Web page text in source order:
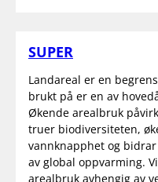
SUPER
Landareal er en
brukt på er en av
Økende arealbruk
truer biodiversiteten,
vannknapphet og
av global oppvarming.
arealbruk avhengig av